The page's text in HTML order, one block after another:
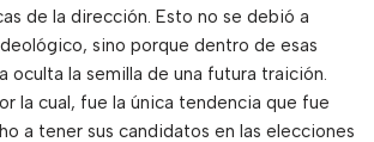
de la dirección. Esto no se debió a
sino porque dentro de esas
oculta la semilla de una futura traición.
la cual, fue la única tendencia que fue
a tener sus candidatos en las elecciones